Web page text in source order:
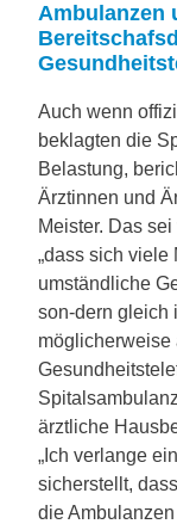
Ambulanzen
Auch wenn
beklagten die
Belastung,
Ärztinnen und
Meister. Das
„dass sich viele
umständliche
son-dern gleich
möglicherweise
ärztliche
„Ich verlange
sicherstellt,
die